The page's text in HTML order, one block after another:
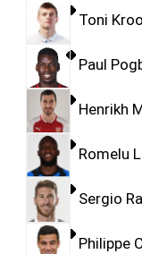
Toni
Paul
Henrikh
Romelu
Sergio
Philippe